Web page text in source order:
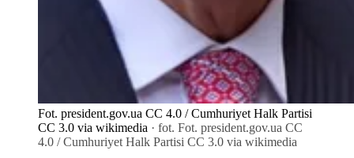
Fot. president.gov.ua CC 4.0 / Cumhuriyet Halk Partisi
CC 3.0 via wikimedia · fot. Fot. president.gov.ua CC
4.0 / Cumhuriyet Halk Partisi CC 3.0 via wikimedia